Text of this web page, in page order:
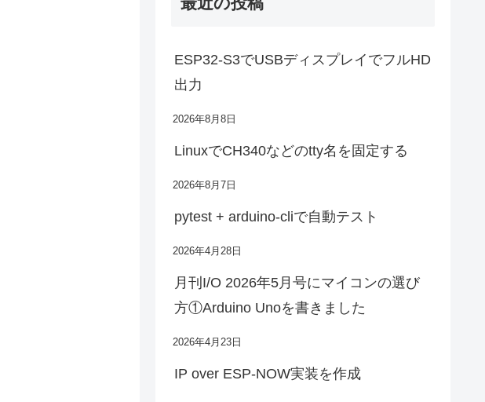
ESP32-S3でUSBディスプレイでフルHD
出力
2026年8月8日
LinuxでCH340などのtty名を固定する
2026年8月7日
pytest + arduino-cliで自動テスト
2026年4月28日
月刊I/O 2026年5月号にマイコンの選び
方①Arduino Unoを書きました
2026年4月23日
IP over ESP-NOW実装を作成